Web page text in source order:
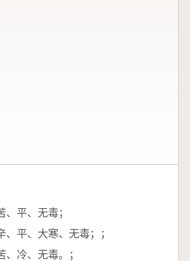
平、无毒；
平、大寒、无毒；；
冷、无毒。；